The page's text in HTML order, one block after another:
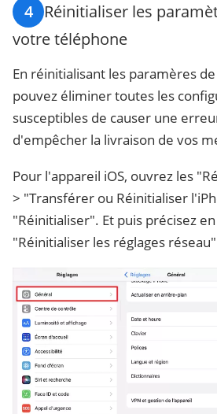
4
Réinitialiser les
votre téléphone
En réinitialisant les paramères
pouvez éliminer toutes les
susceptibles de causer une
d'empêcher la livraison de vos
Pour l'appareil iOS, ouvrez les
> "Transférer ou Réinitialiser
"Réinitialiser". Et puis précisez
"Réinitialiser les réglages